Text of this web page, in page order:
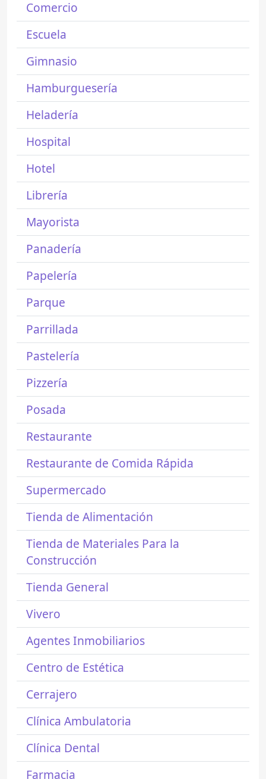
Comercio
Escuela
Gimnasio
Hamburguesería
Heladería
Hospital
Hotel
Librería
Mayorista
Panadería
Papelería
Parque
Parrillada
Pastelería
Pizzería
Posada
Restaurante
Restaurante de Comida Rápida
Supermercado
Tienda de Alimentación
Tienda de Materiales Para la
Construcción
Tienda General
Vivero
Agentes Inmobiliarios
Centro de Estética
Cerrajero
Clínica Ambulatoria
Clínica Dental
Farmacia